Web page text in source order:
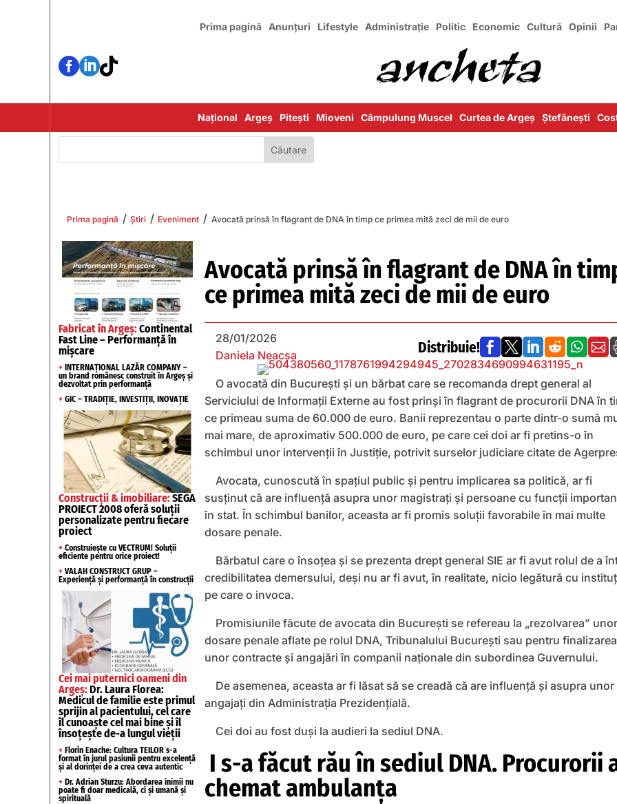
Prima pagină Anunțuri Lifestyle Administrație Politic Economic Cultură Opinii

Național Argeș Pitești Mioveni Câmpulung Muscel Curtea de Argeș Ștefănești
Prima pagină / Știri / Eveniment / Avocată prinsă în flagrant de DNA în timp ce primea mită zeci de mii de euro
Fabricat în Argeș:Continental
Fast Line – Performanță în
mișcare
+ INTERNAȚIONAL LAZĂR COMPANY –
un brand românesc construit în Argeș și
dezvoltat prin performanță
+ GIC – TRADIȚIE, INVESTIȚII, INOVAȚIE
Construcții & imobiliare:SEGA
PROIECT 2008 oferă soluții
personalizate pentru fiecare
proiect
+ Construiește cu VECTRUM! Soluții
eficiente pentru orice proiect!
+ VALAH CONSTRUCT GRUP –
Experiență și performanță în construcții
Cei mai puternici oameni din
Argeș:Dr. Laura Florea:
Medicul de familie este primul
sprijin al pacientului, cel care
îl cunoaște cel mai bine și îl
însoțește de-a lungul vieții
+ Florin Enache: Cultura TEILOR s-a
format în jurul pasiunii pentru excelență
și al dorinței de a crea ceva autentic
+ Dr. Adrian Sturzu: Abordarea inimii nu
poate fi doar medicală, ci și umană și
spirituală
Avocată prinsă în flagrant de DNA în
ce primea mită zeci de mii de euro
28/01/2026
Daniela Neacșa
Distribuie!      
O avocată din București și un bărbat care se recomanda drept general al
Serviciului de Informații Externe au fost prinși în flagrant de procurorii DNA în
ce primeau suma de 60.000 de euro. Banii reprezentau o parte dintr-o sumă
mai mare, de aproximativ 500.000 de euro, pe care cei doi ar fi pretins-o în
schimbul unor intervenții în Justiție, potrivit surselor judiciare citate de
Avocata, cunoscută în spațiul public și pentru implicarea sa politică, ar fi
susținut că are influență asupra unor magistrați și persoane cu funcții
în stat. În schimbul banilor, aceasta ar fi promis soluții favorabile în mai multe
dosare penale.
Bărbatul care o însoțea și se prezenta drept general SIE ar fi avut rolul de a
credibilitatea demersului, deși nu ar fi avut, în realitate, nicio legătură cu
pe care o invoca.
Promisiunile făcute de avocata din București se refereau la „rezolvarea” unor
dosare penale aflate pe rolul DNA, Tribunalului București sau pentru finalizarea
unor contracte și angajări în companii naționale din subordinea Guvernului.
De asemenea, aceasta ar fi lăsat să se creadă că are influență și asupra unor
angajați din Administrația Prezidențială.
Cei doi au fost duşi la audieri la sediul DNA.
I s-a făcut rău în sediul DNA. Procurorii
chemat ambulanța